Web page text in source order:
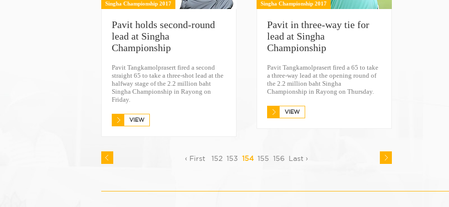
Singha Championship 2017
Pavit holds second-round
lead at Singha
Championship
Pavit Tangkamolprasert fired a second
straight 65 to take a three-shot lead at the
halfway stage of the 2.2 million baht
Singha Championship in Rayong on
Friday.
VIEW
Singha Championship 2017
Pavit in three-way tie for
lead at Singha
Championship
Pavit Tangkamolprasert fired a 65 to take
a three-way lead at the opening round of
the 2.2 million baht Singha
Championship in Rayong on Thursday.
VIEW
‹ First 152 153 154 155 156 Last ›